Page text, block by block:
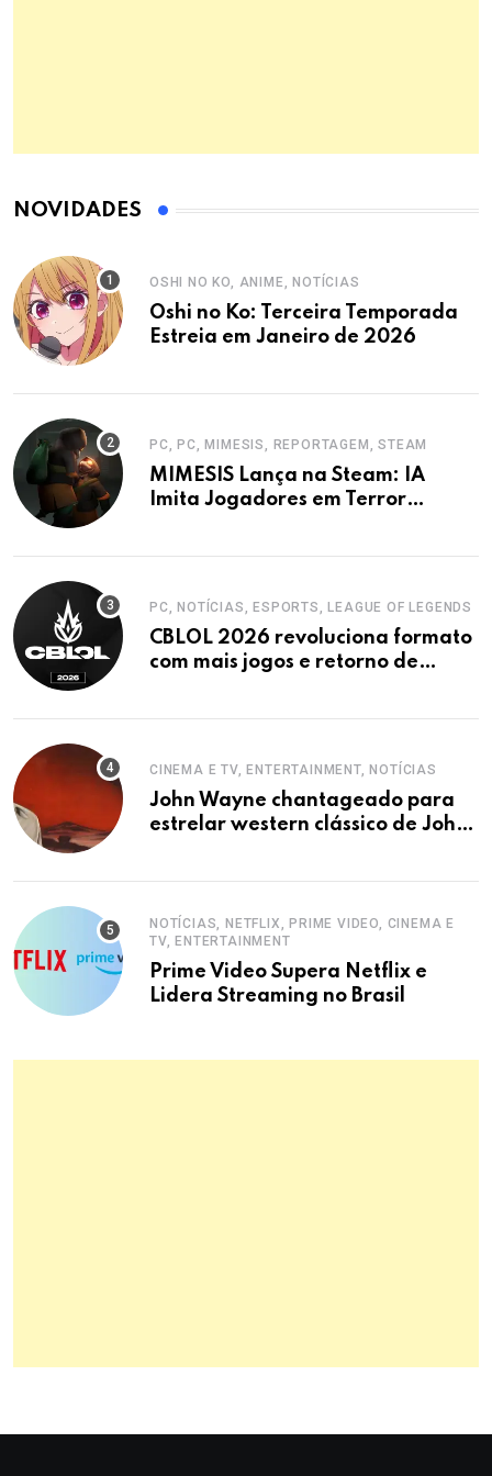
NOVIDADES
OSHI NO KO, ANIME, NOTÍCIAS
Oshi no Ko: Terceira Temporada
Estreia em Janeiro de 2026
PC, PC, MIMESIS, REPORTAGEM, STEAM
MIMESIS Lança na Steam: IA
Imita Jogadores em Terror
PC, NOTÍCIAS, ESPORTS, LEAGUE OF LEGENDS
CBLOL 2026 revoluciona formato
com mais jogos e retorno de
CINEMA E TV, ENTERTAINMENT, NOTÍCIAS
John Wayne chantageado para
estrelar western clássico de John
NOTÍCIAS, NETFLIX, PRIME VIDEO, CINEMA E
TV, ENTERTAINMENT
Prime Video Supera Netflix e
Lidera Streaming no Brasil